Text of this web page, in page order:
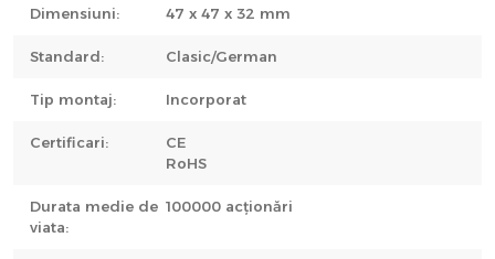
Dimensiuni: 47 x 47 x 32 mm
Standard: Clasic/German
Tip montaj: Incorporat
Certificari:
CE
RoHS
Durata medie de
viata:
100000 acționări